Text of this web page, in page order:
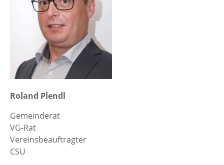
Roland Plendl
Gemeinderat
VG-Rat
Vereinsbeauftragter
CSU